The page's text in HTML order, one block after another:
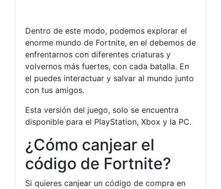
Dentro de este modo, podemos explorar el
enorme mundo de Fortnite, en el debemos de
enfrentarnos con diferentes criaturas y
volvernos más fuertes, con cada batalla. En
el puedes interactuar y salvar al mundo junto
con tus amigos.
Esta versión del juego, solo se encuentra
disponible para el PlayStation, Xbox y la PC.
¿Cómo canjear el
código de Fortnite?
Si quieres canjear un código de compra en